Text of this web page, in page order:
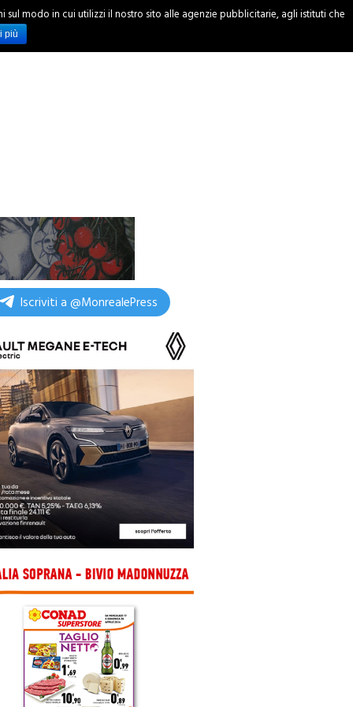
INCHIESTE
Iscriviti a @MonrealePress
modo in cui utilizzi il nostro sito alle agenzie pubblicitarie, agli istituti che
più